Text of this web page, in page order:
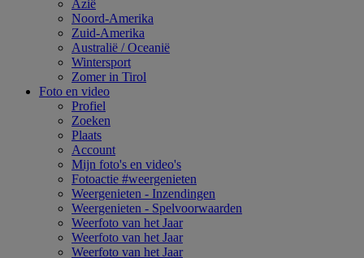
Azië
Noord-Amerika
Zuid-Amerika
Australië / Oceanië
Wintersport
Zomer in Tirol
Foto en video
Profiel
Zoeken
Plaats
Account
Mijn foto's en video's
Fotoactie #weergenieten
Weergenieten - Inzendingen
Weergenieten - Spelvoorwaarden
Weerfoto van het Jaar
Weerfoto van het Jaar
Weerfoto van het Jaar